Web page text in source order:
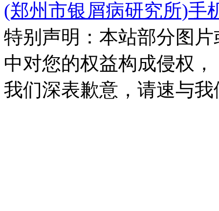
(郑州市银屑病研究所)手
特别声明：本站部分图
中对您的权益构成侵权，
我们深表歉意，请速与